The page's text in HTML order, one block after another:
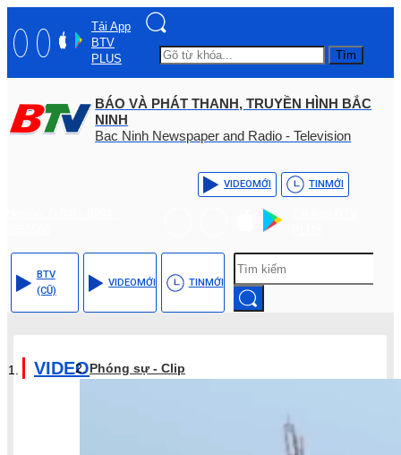
Tải App
BTV
PLUS
Tìm
BÁO VÀ PHÁT THANH, TRUYỀN HÌNH BẮC
NINH
Bac Ninh Newspaper and Radio - Television
VIDEOMỚI TINMỚI
BTV
(CŨ)
VIDEOMỚI TINMỚI
VIDEOPhóng sự - Clip